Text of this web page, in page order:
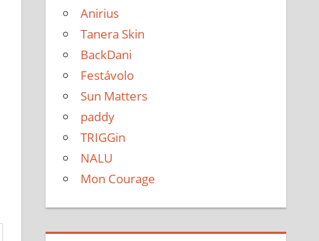
Anirius
Tanera Skin
BackDani
Festávolo
Sun Matters
paddy
TRIGGin
NALU
Mon Courage